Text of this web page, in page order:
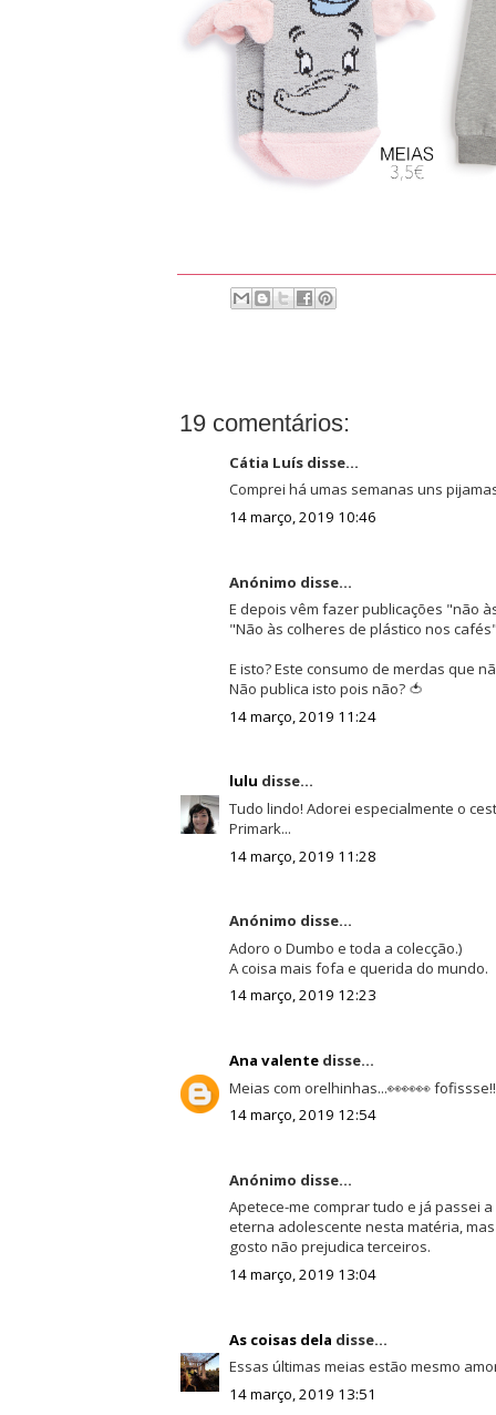
19 comentários:
Cátia Luís disse...
Comprei há umas semanas uns
14 março, 2019 10:46
Anónimo disse...
E depois vêm fazer publicações "não
"Não às colheres de plástico nos
E isto? Este consumo de merdas que
Não publica isto pois não? 🍅
14 março, 2019 11:24
lulu disse...
Tudo lindo! Adorei especialmente o
Primark...
14 março, 2019 11:28
Anónimo disse...
Adoro o Dumbo e toda a colecção.)
A coisa mais fofa e querida do mundo.
14 março, 2019 12:23
Ana valentedisse...
Meias com orelhinhas...👀👀👀
14 março, 2019 12:54
Anónimo disse...
Apetece-me comprar tudo e já passei
eterna adolescente nesta matéria,
gosto não prejudica terceiros.
14 março, 2019 13:04
As coisas dela disse...
Essas últimas meias estão mesmo
14 março, 2019 13:51